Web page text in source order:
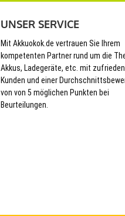
UNSER SERVICE
Mit Akkuokok.de vertrauen Sie Ihrem
kompetenten Partner rund um die
Akkus, Ladegeräte, etc. mit
Kunden und einer
von von 5 möglichen Punkten bei
Beurteilungen.